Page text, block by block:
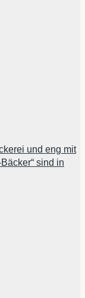
und eng mit
sind in